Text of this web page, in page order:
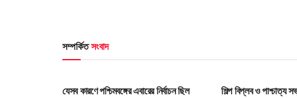
সম্পর্কিতসংবাদ
যেসব কারণে পশ্চিমবঙ্গের এবারের নির্বাচন ছিল
শিল্প বিপ্লব ও পাশ্চাত্য